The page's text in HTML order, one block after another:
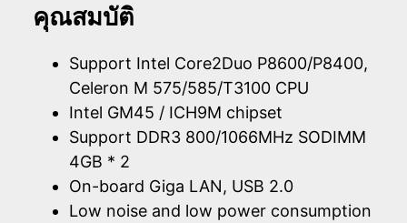
คุณสมบัติ
Support Intel Core2Duo P8600/P8400,
Celeron M 575/585/T3100 CPU
Intel GM45 / ICH9M chipset
Support DDR3 800/1066MHz SODIMM
4GB * 2
On-board Giga LAN, USB 2.0
Low noise and low power consumption